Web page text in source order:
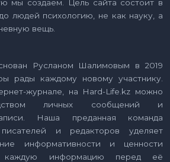
мы создаем. Цель сайта состоит в
людей психологию, не как науку, а
вещь.
Русланом Шалимовым в 2019
рады каждому новому участнику.
журнале, на Hard-Life.kz можно
личных сообщений и
Наша преданная команда
писателей и редакторов уделяет
информативности и ценности
каждую информацию перед её